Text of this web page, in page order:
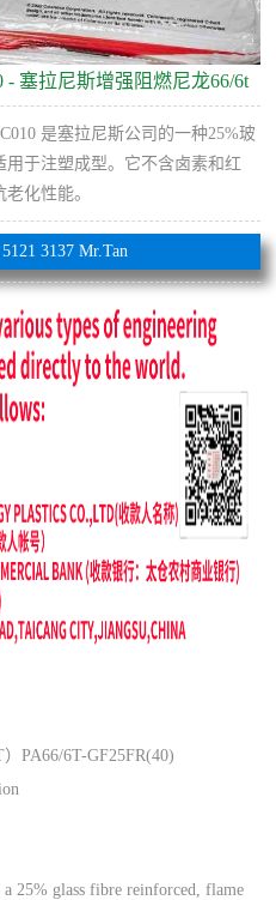
- 塞拉尼斯增强阻燃尼龙66/6t
是塞拉尼斯公司的一种25%玻
于注塑成型。它不含卤素和红
化性能。
3137 Mr.Tan
PA66/6T-GF25FR(40)
25% glass fibre reinforced, flame